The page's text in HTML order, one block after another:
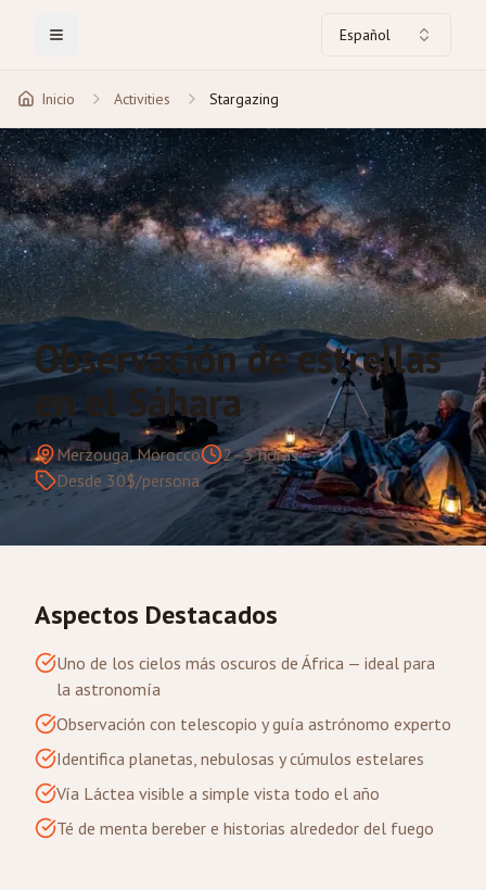
Toggle Menu Español
Inicio Activities Stargazing
Observación de estrellas
en el Sáhara
Merzouga, Morocco
2–3 horas
Desde 30$/persona
Aspectos Destacados
Uno de los cielos más oscuros de África — ideal para
la astronomía
Observación con telescopio y guía astrónomo experto
Identifica planetas, nebulosas y cúmulos estelares
Vía Láctea visible a simple vista todo el año
Té de menta bereber e historias alrededor del fuego